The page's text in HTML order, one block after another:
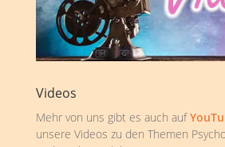
Videos
Mehr von uns gibt es auch auf
unsere Videos zu den Themen